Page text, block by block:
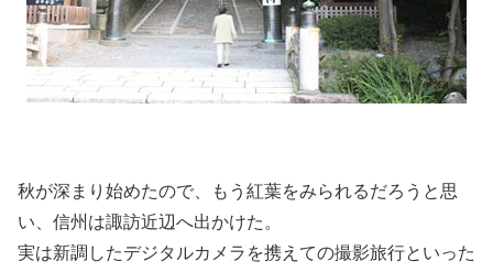
秋が深まり始めたので、もう紅葉をみられるだろうと思
い、信州は諏訪近辺へ出かけた。
実は新調したデジタルカメラを携えての撮影旅行といった